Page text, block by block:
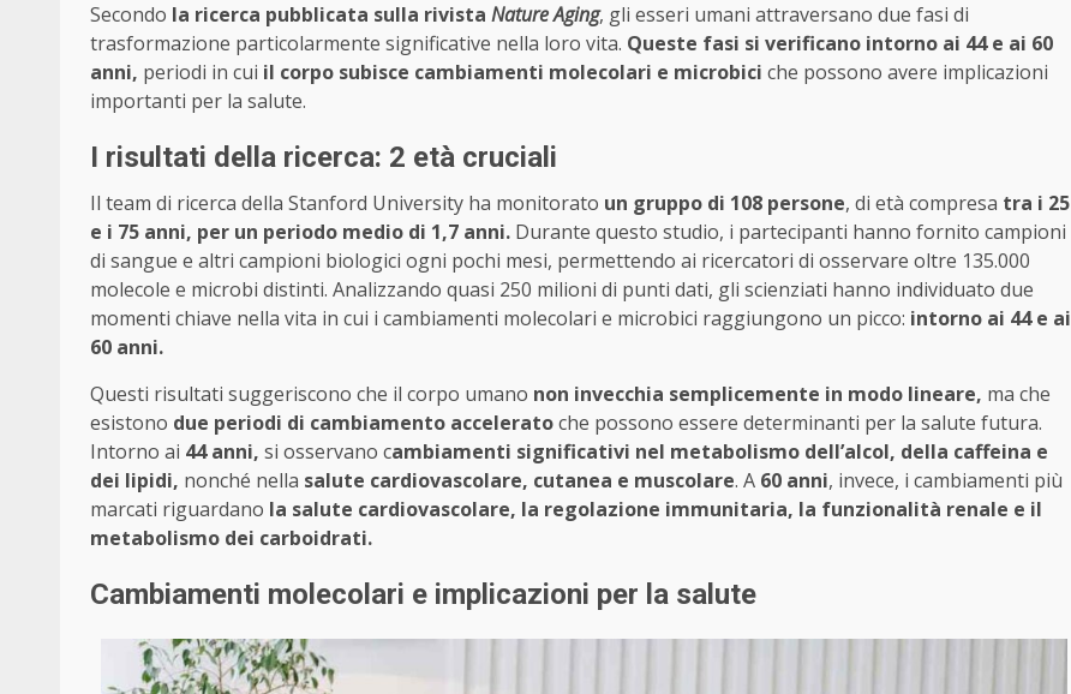
Secondo la ricerca pubblicata sulla rivista Nature Aging, gli esseri umani attraversano due fasi di
trasformazione particolarmente significative nella loro vita. Queste fasi si verificano intorno ai 44 e ai 60
anni, periodi in cui il corpo subisce cambiamenti molecolari e microbici che possono avere implicazioni
importanti per la salute.
I risultati della ricerca: 2 età cruciali
Il team di ricerca della Stanford University ha monitorato un gruppo di 108 persone, di età compresa tra i 25
e i 75 anni, per un periodo medio di 1,7 anni. Durante questo studio, i partecipanti hanno fornito campioni
di sangue e altri campioni biologici ogni pochi mesi, permettendo ai ricercatori di osservare oltre 135.000
molecole e microbi distinti. Analizzando quasi 250 milioni di punti dati, gli scienziati hanno individuato due
momenti chiave nella vita in cui i cambiamenti molecolari e microbici raggiungono un picco: intorno ai 44 e ai
60 anni.
Questi risultati suggeriscono che il corpo umano non invecchia semplicemente in modo lineare, ma che
esistono due periodi di cambiamento acceleratoche possono essere determinanti per la salute futura.
Intorno ai 44 anni, si osservano cambiamenti significativi nel metabolismo dell’alcol, della caffeina e
dei lipidi, nonché nella salute cardiovascolare, cutanea e muscolare. A 60 anni, invece, i cambiamenti più
marcati riguardano la salute cardiovascolare, la regolazione immunitaria, la funzionalità renale e il
metabolismo dei carboidrati.
Cambiamenti molecolari e implicazioni per la salute